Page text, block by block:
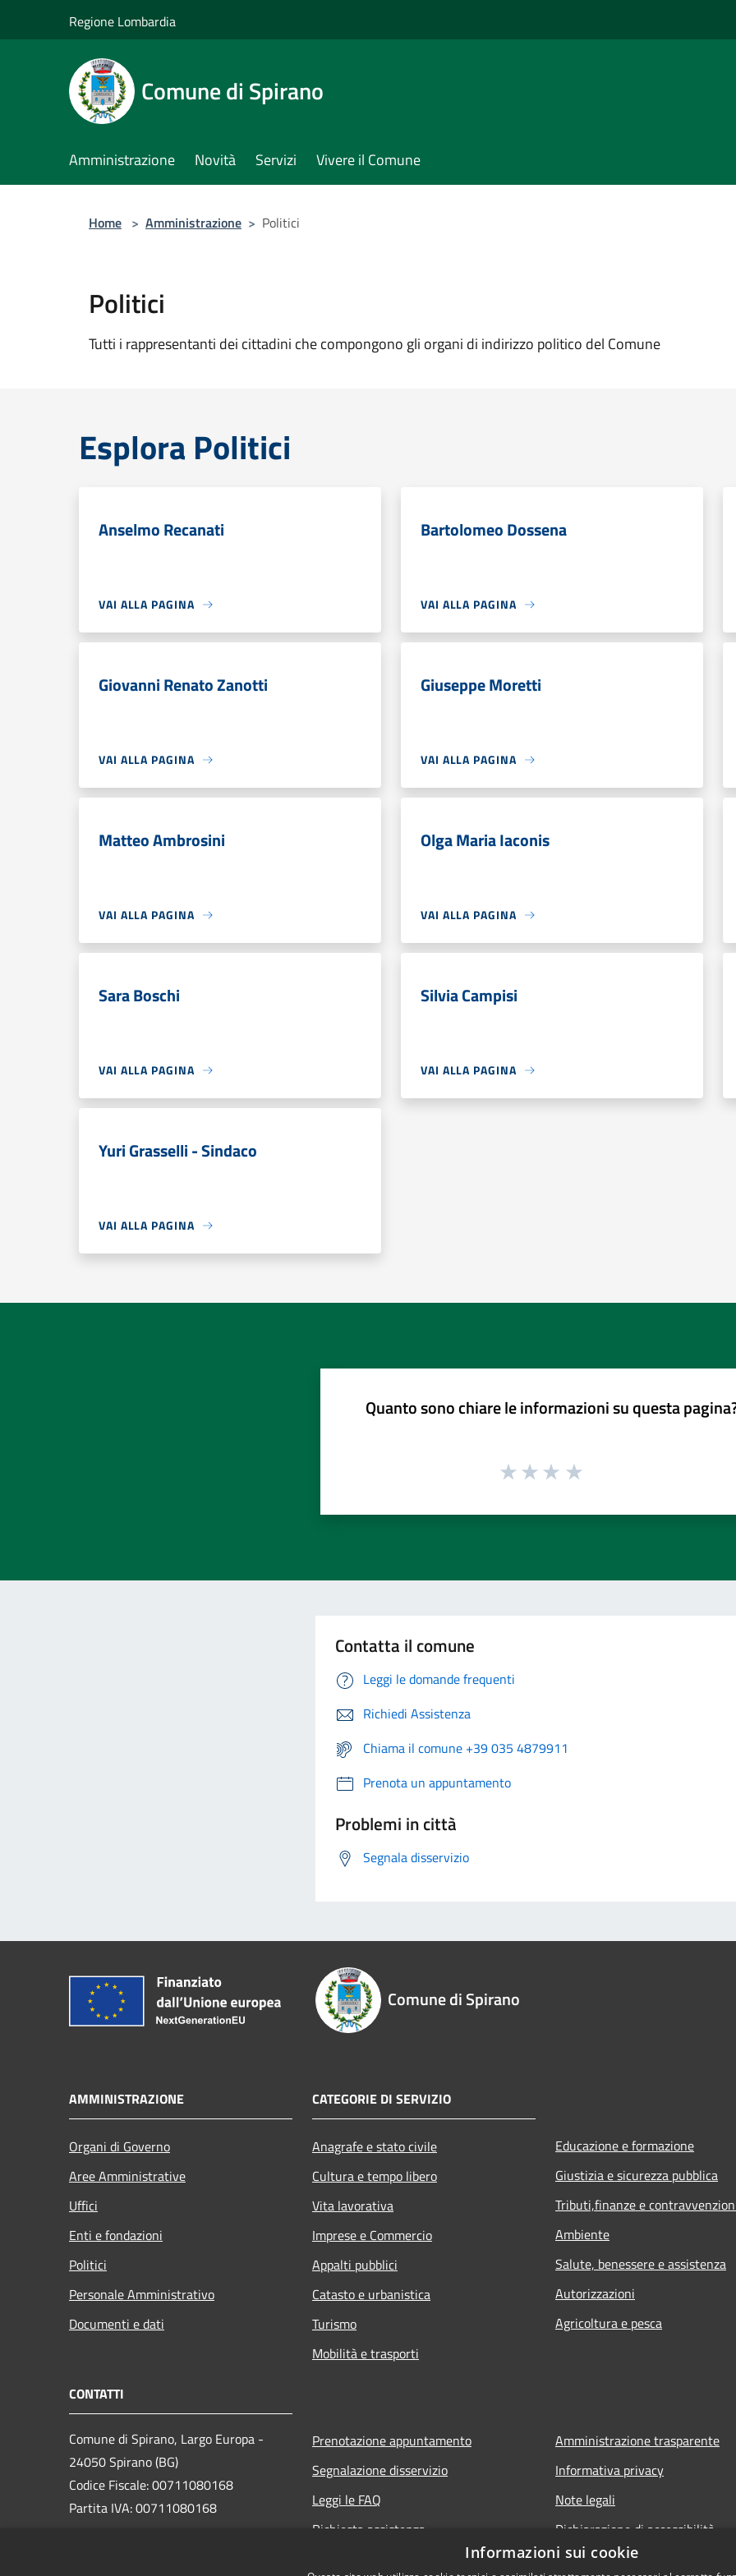
Regione Lombardia
Comune di Spirano
Amministrazione Novità Servizi Vivere il Comune
Home > Amministrazione > Politici
Politici
Tutti i rappresentanti dei cittadini che compongono gli organi di indirizzo politico del Comune
Esplora Politici
Anselmo Recanati
VAI ALLA PAGINA
Bartolomeo Dossena
VAI ALLA PAGINA
Giovanni Renato Zanotti
VAI ALLA PAGINA
Giuseppe Moretti
VAI ALLA PAGINA
Matteo Ambrosini
VAI ALLA PAGINA
Olga Maria Iaconis
VAI ALLA PAGINA
Sara Boschi
VAI ALLA PAGINA
Silvia Campisi
VAI ALLA PAGINA
Yuri Grasselli - Sindaco
VAI ALLA PAGINA
Quanto sono chiare le informazioni su questa
Contatta il comune
Leggi le domande frequenti
Richiedi Assistenza
Chiama il comune +39 035 4879911
Prenota un appuntamento
Problemi in città
Segnala disservizio
Comune di Spirano
AMMINISTRAZIONE
Organi di Governo
Aree Amministrative
Uffici
Enti e fondazioni
Politici
Personale Amministrativo
Documenti e dati
CATEGORIE DI SERVIZIO
Anagrafe e stato civile
Cultura e tempo libero
Vita lavorativa
Imprese e Commercio
Appalti pubblici
Catasto e urbanistica
Turismo
Mobilità e trasporti
Educazione e formazione
Giustizia e sicurezza pubblica
Tributi,finanze e
Ambiente
Salute, benessere e assistenza
Autorizzazioni
Agricoltura e pesca
CONTATTI
Comune di Spirano, Largo Europa -
24050 Spirano (BG)
Codice Fiscale: 00711080168
Partita IVA: 00711080168
Prenotazione appuntamento
Segnalazione disservizio
Leggi le FAQ
Richiesta assistenza
Amministrazione trasparente
Informativa privacy
Note legali
Dichiarazione di accessibilità
Obiettivi di accessibilità
Informazioni sui cookie